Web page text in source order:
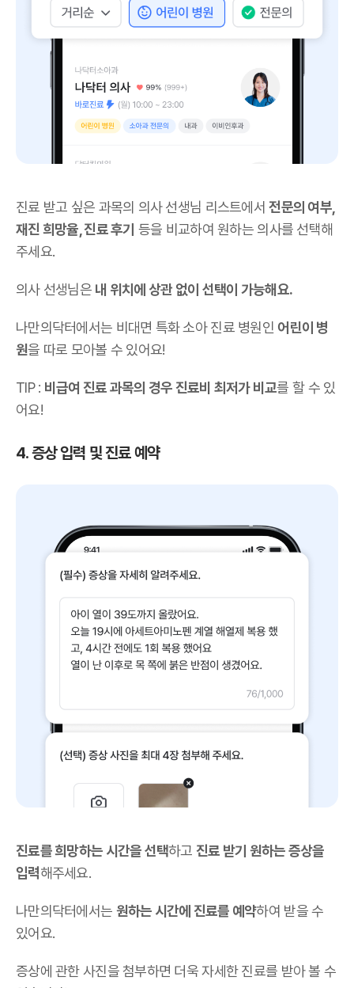
진료 받고 싶은 과목의 의사 선생님 리스트에서전문의 여부,
재진 희망율, 진료 후기 등을 비교하여 원하는 의사를 선택해
주세요.
의사 선생님은 내 위치에 상관 없이 선택이 가능해요.
나만의닥터에서는 비대면 특화 소아 진료 병원인 어린이 병
원을 따로 모아볼 수 있어요!
TIP : 비급여 진료 과목의 경우 진료비 최저가 비교를 할 수 있
어요!
4. 증상 입력 및 진료 예약
진료를 희망하는 시간을 선택하고 진료 받기 원하는 증상을
입력해주세요.
나만의닥터에서는 원하는 시간에 진료를 예약하여 받을 수
있어요.
증상에 관한 사진을 첨부하면 더욱 자세한 진료를 받아 볼 수